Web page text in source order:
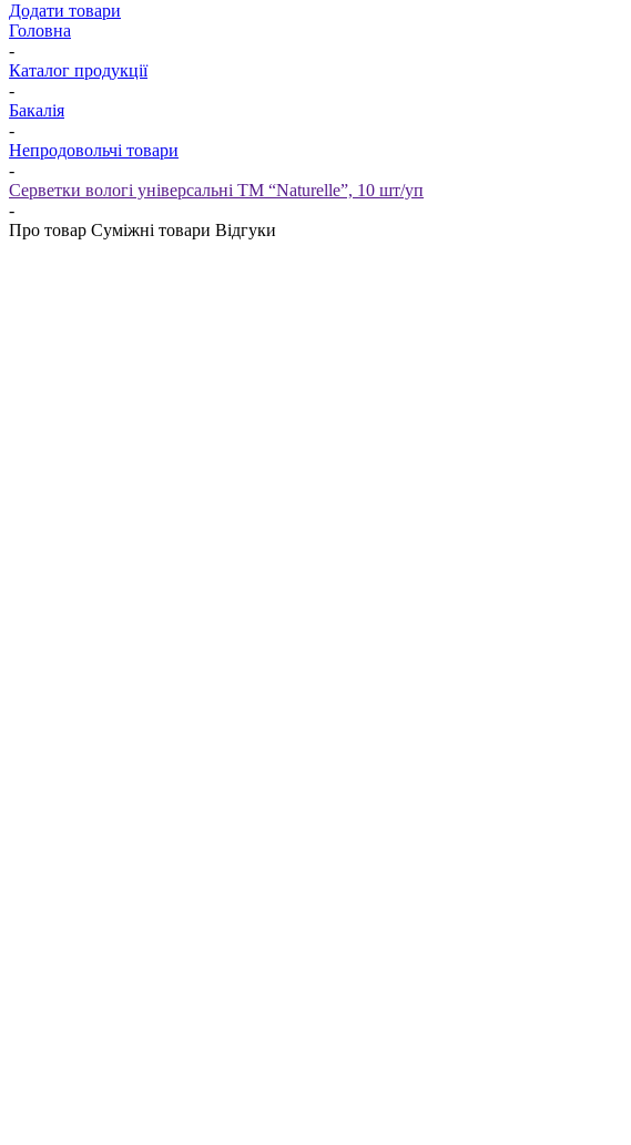
Додати товари
Головна
-
Каталог продукції
-
Бакалія
-
Непродовольчі товари
-
Серветки вологі універсальні ТМ “Naturelle”, 10 шт/уп
-
Про товар Суміжні товари Відгуки